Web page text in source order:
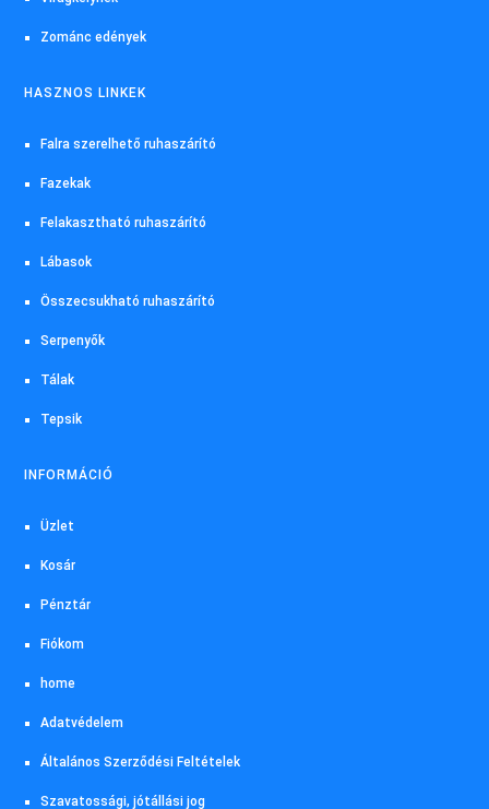
Zománc edények
HASZNOS LINKEK
Falra szerelhető ruhaszárító
Fazekak
Felakasztható ruhaszárító
Lábasok
Összecsukható ruhaszárító
Serpenyők
Tálak
Tepsik
INFORMÁCIÓ
Üzlet
Kosár
Pénztár
Fiókom
home
Adatvédelem
Általános Szerződési Feltételek
Szavatossági, jótállási jog